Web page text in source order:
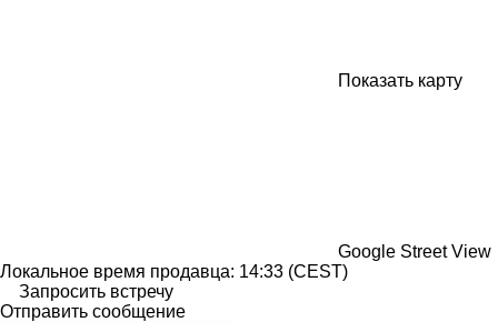
Показать карту
Google Street View
Локальное время продавца: 14:33 (CEST)
Запросить встречу
Отправить сообщение